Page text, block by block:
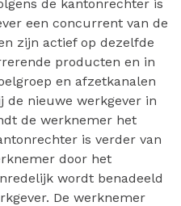
de kantonrechter is
een concurrent van de
zijn actief op dezelfde
producten en in
en afzetkanalen
de nieuwe werkgever in
de werknemer het
is verder van
door het
wordt benadeeld
De werknemer